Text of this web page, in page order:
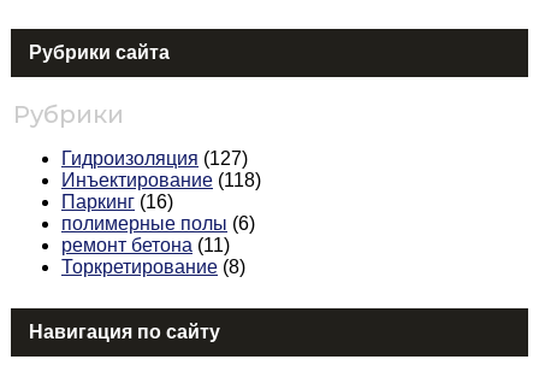
Рубрики сайта
Рубрики
Гидроизоляция (127)
Инъектирование (118)
Паркинг (16)
полимерные полы (6)
ремонт бетона (11)
Торкретирование (8)
Навигация по сайту